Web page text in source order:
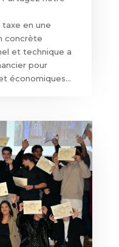
en une
concrète
et technique a
pour
économiques...